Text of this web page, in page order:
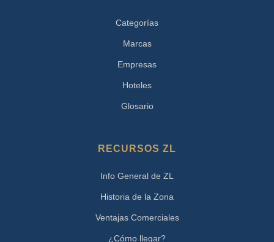
Categorías
Marcas
Empresas
Hoteles
Glosario
RECURSOS ZL
Info General de ZL
Historia de la Zona
Ventajas Comerciales
¿Cómo llegar?